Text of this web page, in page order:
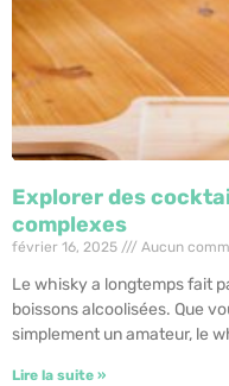
Explorer des
complexes
février 16, 2025 Aucun
Le whisky a longtemps fait
boissons alcoolisées. Que
simplement un amateur, le
Lire la suite »